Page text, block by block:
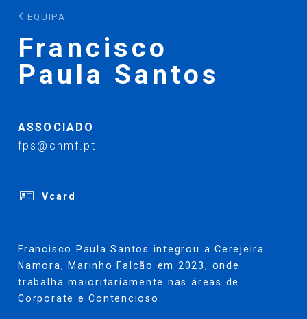
EQUIPA
Francisco
Paula Santos
ASSOCIADO
fps@cnmf.pt
Vcard
Francisco Paula Santos integrou a Cerejeira
Namora, Marinho Falcão em 2023, onde
trabalha maioritariamente nas áreas de
Corporate e Contencioso.